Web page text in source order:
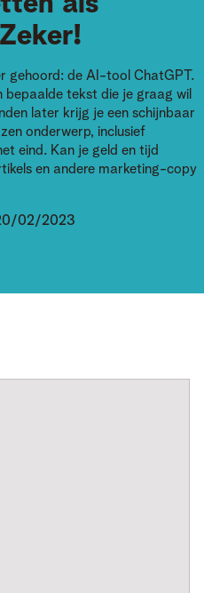
gehoord: de AI-tool ChatGPT.
tekst die je graag wil
later krijg je een schijnbaar
onderwerp, inclusief
eind. Kan je geld en tijd
en andere marketing-copy
02/2023